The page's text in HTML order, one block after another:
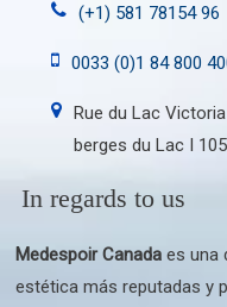
(+1) 581 78154 96
0033 (0)1 84 800
Rue du Lac
berges du Lac I
In regards to us
Medespoir Canadaes una
estética más reputadas y